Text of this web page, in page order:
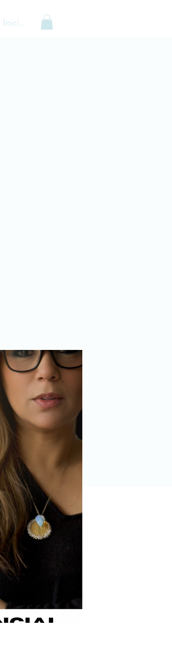
Iniciar sesión